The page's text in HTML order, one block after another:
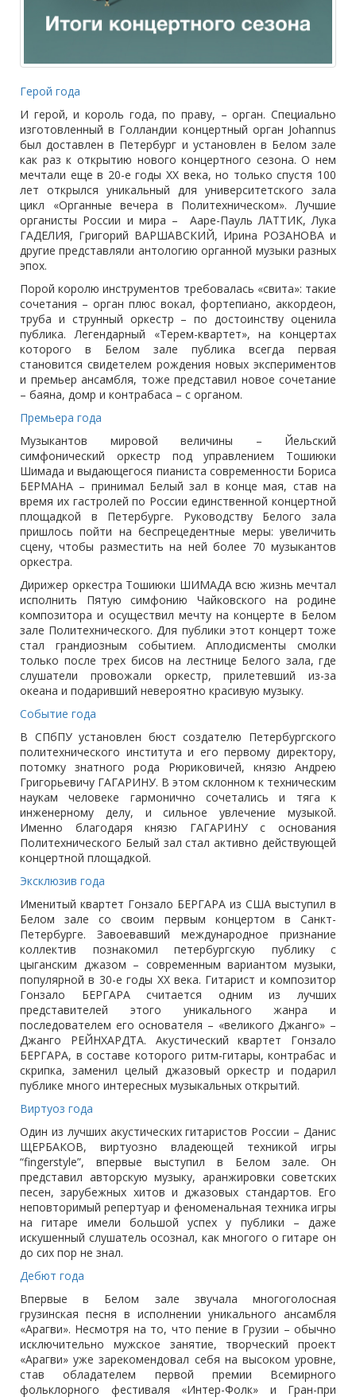
Герой года
И герой, и король года, по праву, – орган. Специально
изготовленный в Голландии концертный орган Johannus
был доставлен в Петербург и установлен в Белом зале
как раз к открытию нового концертного сезона. О нем
мечтали еще в 20-е годы XX века, но только спустя 100
лет открылся уникальный для университетского зала
цикл «Органные вечера в Политехническом». Лучшие
органисты России и мира – Ааре-Пауль ЛАТТИК, Лука
ГАДЕЛИЯ, Григорий ВАРШАВСКИЙ, Ирина РОЗАНОВА и
другие представляли антологию органной музыки разных
эпох.
Порой королю инструментов требовалась «свита»: такие
сочетания – орган плюс вокал, фортепиано, аккордеон,
труба и струнный оркестр – по достоинству оценила
публика. Легендарный «Терем-квартет», на концертах
которого в Белом зале публика всегда первая
становится свидетелем рождения новых экспериментов
и премьер ансамбля, тоже представил новое сочетание
– баяна, домр и контрабаса – с органом.
Премьера года
Музыкантов мировой величины – Йельский
симфонический оркестр под управлением Тошиюки
Шимада и выдающегося пианиста современности Бориса
БЕРМАНА – принимал Белый зал в конце мая, став на
время их гастролей по России единственной концертной
площадкой в Петербурге. Руководству Белого зала
пришлось пойти на беспрецедентные меры: увеличить
сцену, чтобы разместить на ней более 70 музыкантов
оркестра.
Дирижер оркестра Тошиюки ШИМАДА всю жизнь мечтал
исполнить Пятую симфонию Чайковского на родине
композитора и осуществил мечту на концерте в Белом
зале Политехнического. Для публики этот концерт тоже
стал грандиозным событием. Аплодисменты смолки
только после трех бисов на лестнице Белого зала, где
слушатели провожали оркестр, прилетевший из-за
океана и подаривший невероятно красивую музыку.
Событие года
В СПбПУ установлен бюст создателю Петербургского
политехнического института и его первому директору,
потомку знатного рода Рюриковичей, князю Андрею
Григорьевичу ГАГАРИНУ. В этом склонном к техническим
наукам человеке гармонично сочетались и тяга к
инженерному делу, и сильное увлечение музыкой.
Именно благодаря князю ГАГАРИНУ с основания
Политехнического Белый зал стал активно действующей
концертной площадкой.
Эксклюзив года
Именитый квартет Гонзало БЕРГАРА из США выступил в
Белом зале со своим первым концертом в Санкт-
Петербурге. Завоевавший международное признание
коллектив познакомил петербургскую публику с
цыганским джазом – современным вариантом музыки,
популярной в 30-е годы XX века. Гитарист и композитор
Гонзало БЕРГАРА считается одним из лучших
представителей этого уникального жанра и
последователем его основателя – «великого Джанго» –
Джанго РЕЙНХАРДТА. Акустический квартет Гонзало
БЕРГАРА, в составе которого ритм-гитары, контрабас и
скрипка, заменил целый джазовый оркестр и подарил
публике много интересных музыкальных открытий.
Виртуоз года
Один из лучших акустических гитаристов России – Данис
ЩЕРБАКОВ, виртуозно владеющей техникой игры
“fingerstyle”, впервые выступил в Белом зале. Он
представил авторскую музыку, аранжировки советских
песен, зарубежных хитов и джазовых стандартов. Его
неповторимый репертуар и феноменальная техника игры
на гитаре имели большой успех у публики – даже
искушенный слушатель осознал, как многого о гитаре он
до сих пор не знал.
Дебют года
Впервые в Белом зале звучала многоголосная
грузинская песня в исполнении уникального ансамбля
«Арагви». Несмотря на то, что пение в Грузии – обычно
исключительно мужское занятие, творческий проект
«Арагви» уже зарекомендовал себя на высоком уровне,
став обладателем первой премии Всемирного
фольклорного фестиваля «Интер-Фолк» и Гран-при